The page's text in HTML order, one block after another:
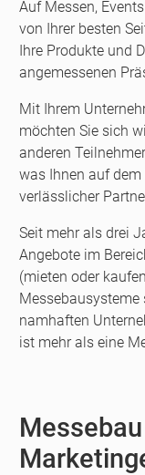
Auf Messen,
von Ihrer besten
Ihre Produkte und
angemessenen
Mit Ihrem
möchten Sie sich
anderen
was Ihnen auf
verlässlicher
Seit mehr als drei
Angebote im
(mieten oder
namhaften
ist mehr als eine